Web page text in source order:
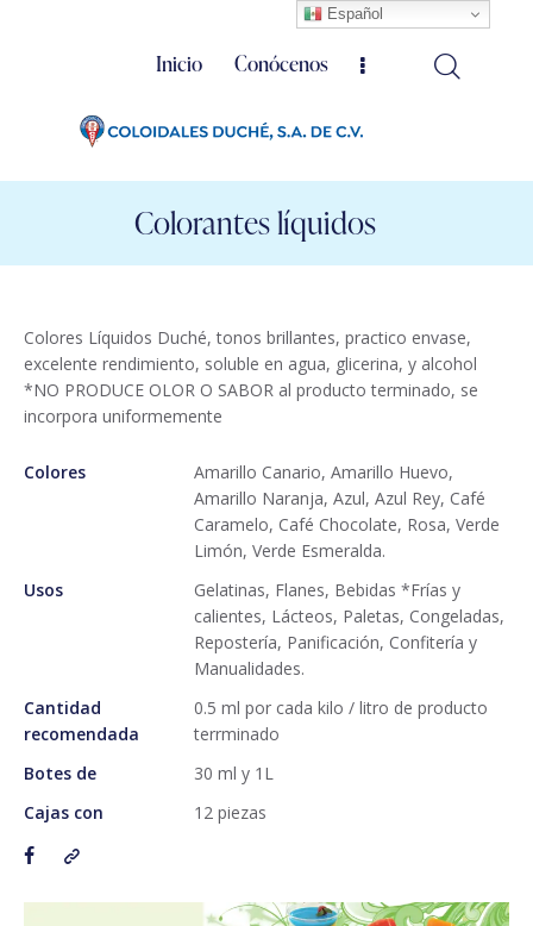
Inicio Conócenos
Colorantes líquidos
Colores Líquidos Duché, tonos brillantes, practico envase,
excelente rendimiento, soluble en agua, glicerina, y alcohol
*NO PRODUCE OLOR O SABOR al producto terminado, se
incorpora uniformemente
Colores
Amarillo Canario, Amarillo Huevo,
Amarillo Naranja, Azul, Azul Rey, Café
Caramelo, Café Chocolate, Rosa, Verde
Limón, Verde Esmeralda.
Usos
Gelatinas, Flanes, Bebidas *Frías y
calientes, Lácteos, Paletas, Congeladas,
Repostería, Panificación, Confitería y
Manualidades.
Cantidad
recomendada
0.5 ml por cada kilo / litro de producto
terrminado
Botes de
30 ml y 1L
Cajas con
12 piezas
Español